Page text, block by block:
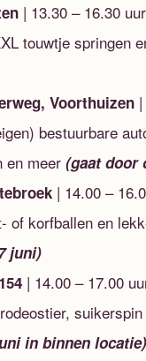
| 13.30 – 16.30
touwtje springen
Voorthuizen|
bestuurbare
en meer (gaat door
| 14.00 –
of korfballen en
juni)
| 14.00 – 17.00
in binnen locatie)